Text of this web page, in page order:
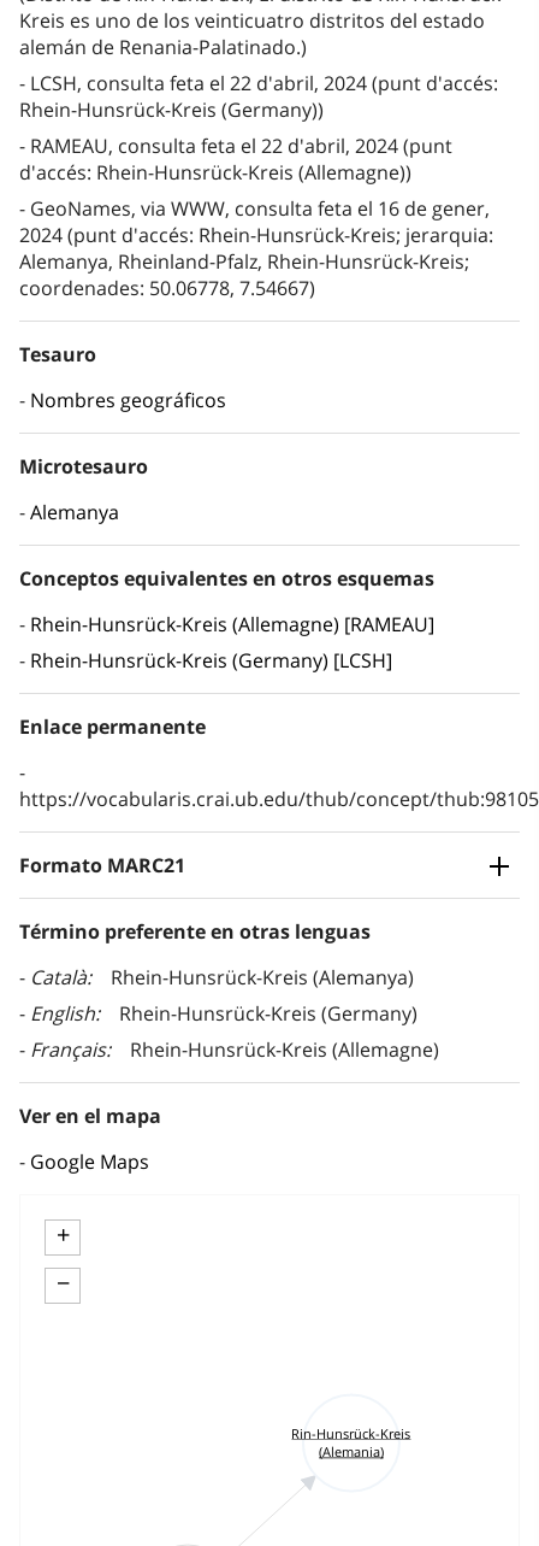
Kreis es uno de los veinticuatro distritos del estado
alemán de Renania-Palatinado.)
LCSH, consulta feta el 22 d'abril, 2024 (punt d'accés:
Rhein-Hunsrück-Kreis (Germany))
RAMEAU, consulta feta el 22 d'abril, 2024 (punt
d'accés: Rhein-Hunsrück-Kreis (Allemagne))
GeoNames, via WWW, consulta feta el 16 de gener,
2024 (punt d'accés: Rhein-Hunsrück-Kreis; jerarquia:
Alemanya, Rheinland-Pfalz, Rhein-Hunsrück-Kreis;
coordenades: 50.06778, 7.54667)
Tesauro
Nombres geográficos
Microtesauro
Alemanya
Conceptos equivalentes en otros esquemas
Rhein-Hunsrück-Kreis (Allemagne) [RAMEAU]
Rhein-Hunsrück-Kreis (Germany) [LCSH]
Enlace permanente
https://vocabularis.crai.ub.edu/thub/concept/
Formato MARC21
Término preferente en otras lenguas
Català
Rhein-Hunsrück-Kreis (Alemanya)
English
Rhein-Hunsrück-Kreis (Germany)
Français
Rhein-Hunsrück-Kreis (Allemagne)
Ver en el mapa
Google Maps
+
−
Rin-Hunsrück-Kreis
(Alemania)